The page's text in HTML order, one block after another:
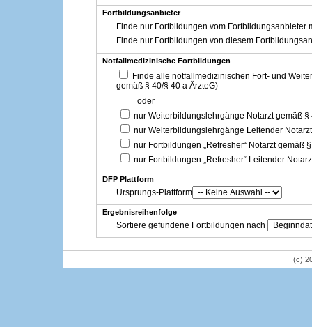
Fortbildungsanbieter
Finde nur Fortbildungen vom Fortbildungsanbieter
Finde nur Fortbildungen von diesem
Notfallmedizinische Fortbildungen
Finde alle notfallmedizinischen Fort- und
gemäß § 40/§ 40 a ÄrzteG)
oder
nur Weiterbildungslehrgänge Notarzt gemäß §
nur Weiterbildungslehrgänge Leitender
nur Fortbildungen „Refresher“ Notarzt gemäß
nur Fortbildungen „Refresher“ Leitender
DFP Plattform
Ursprungs-Plattform
Ergebnisreihenfolge
Sortiere gefundene Fortbildungen nach
(c)